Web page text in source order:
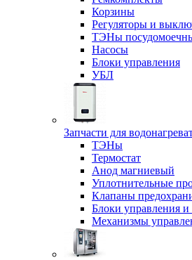
Корзины
Регуляторы и
ТЭНы
Насосы
Блоки управления
УБЛ
Запчасти для
ТЭНы
Термостат
Анод магниевый
Уплотнительные
Клапаны
Блоки управления
Механизмы